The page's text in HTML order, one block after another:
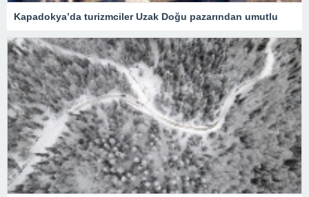
Kapadokya’da turizmciler Uzak Doğu pazarından umutlu